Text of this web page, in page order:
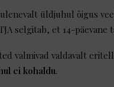
üldjuhul õigus
selgitab, et 14-päevane
valmivad valdavalt
ei kohaldu.